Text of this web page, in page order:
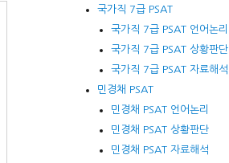
국가직 7급 PSAT
국가직 7급 PSAT 언어논리
국가직 7급 PSAT 상황판단
국가직 7급 PSAT 자료해석
민경채 PSAT
민경채 PSAT 언어논리
민경채 PSAT 상황판단
민경채 PSAT 자료해석